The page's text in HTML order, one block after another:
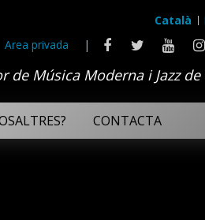
Català
Area privada
|
de Música Moderna i Jazz
CONTACTA